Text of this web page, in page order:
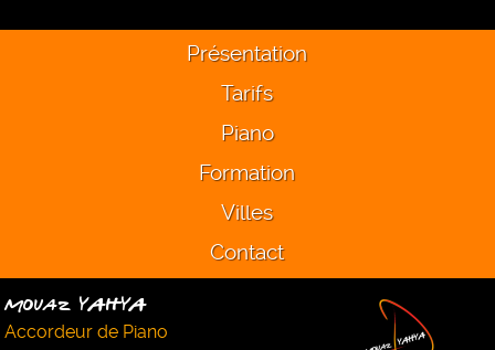
Présentation
Tarifs
Piano
Formation
Villes
Contact
Mouaz YAHYA
Accordeur de Piano